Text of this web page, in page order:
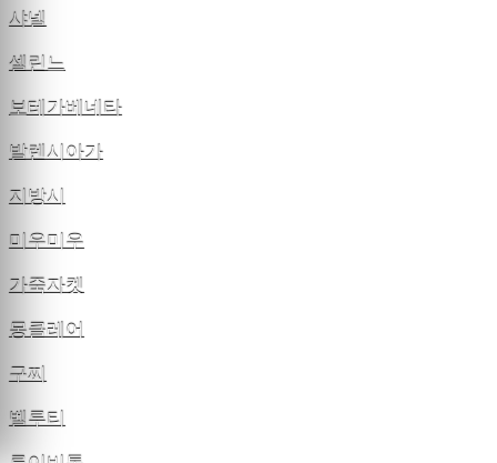
샤넬
셀린느
보테가베네타
발렌시아가
지방시
미우미우
가죽자켓
몽클레어
구찌
벨루티